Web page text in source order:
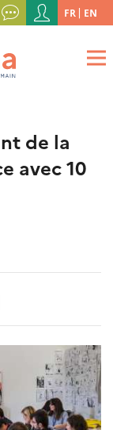
Menu
FR EN
de la
avec 10